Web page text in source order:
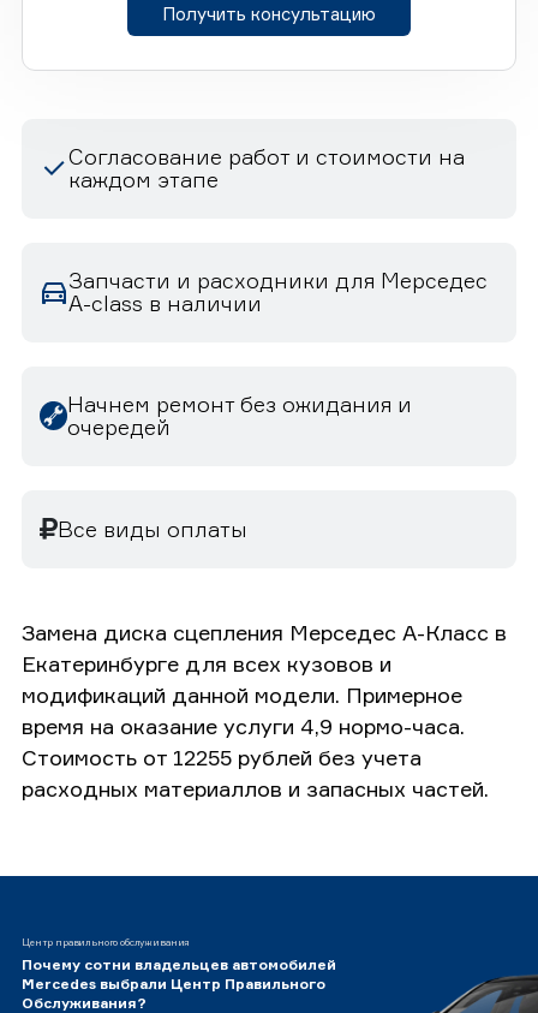
Получить консультацию
Согласование работ и стоимости на
каждом этапе
Запчасти и расходники для Мерседес
A-class в наличии
Начнем ремонт без ожидания и
очередей
Все виды оплаты
Замена диска сцепления Мерседес А-Класс в
Екатеринбурге для всех кузовов и
модификаций данной модели. Примерное
время на оказание услуги 4,9 нормо-часа.
Стоимость от 12255 рублей без учета
расходных материаллов и запасных частей.
Центр правильного обслуживания
Почему сотни владельцев автомобилей
Mercedes выбрали Центр Правильного
Обслуживания?